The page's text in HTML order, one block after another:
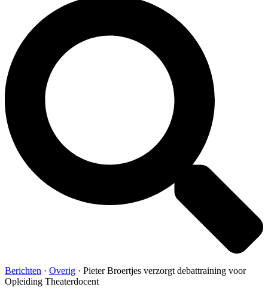
Berichten · Overig · Pieter Broertjes verzorgt debattraining voor
Opleiding Theaterdocent